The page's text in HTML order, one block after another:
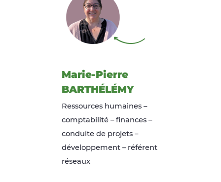
Marie-Pierre
BARTHÉLÉMY
Ressources humaines –
comptabilité – finances –
conduite de projets –
développement – référent
réseaux